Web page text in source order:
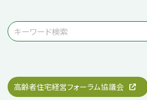
高齢者住宅経営フォーラム協議会